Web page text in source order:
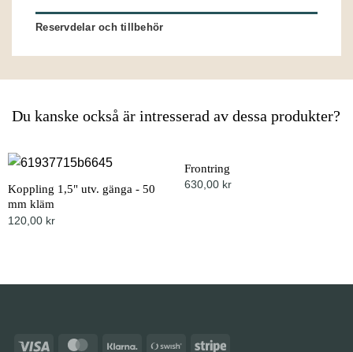
Reservdelar och tillbehör
Du kanske också är intresserad av dessa produkter?
Koppling 1,5" utv. gänga - 50
mm kläm
120,00 kr
Frontring
630,00 kr
Visa MasterCardKlarna Swish
Stripe